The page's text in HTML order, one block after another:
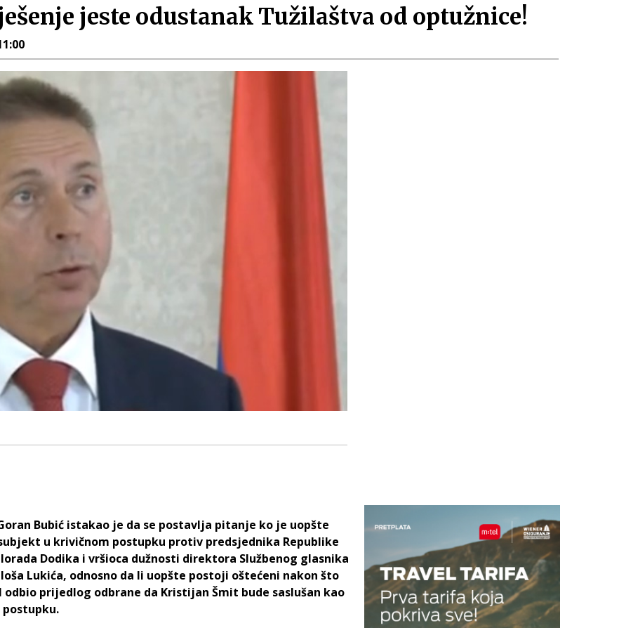
jeste odustanak Tužilaštva od optužnice!
Bubić istakao je da se postavlja pitanje ko je uopšte
u krivičnom postupku protiv predsjednika Republike
Dodika i vršioca dužnosti direktora Službenog glasnika
Lukića, odnosno da li uopšte postoji oštećeni nakon što
odbio prijedlog odbrane da Kristijan Šmit bude saslušan kao
postupku.